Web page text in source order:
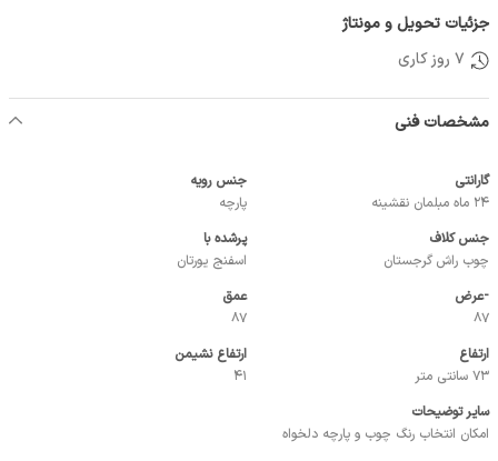
جزئیات تحویل و مونتاژ
7 روز کاری
مشخصات فنی
گارانتی
24 ماه مبلمان نقشینه
جنس رویه
پارچه
جنس کلاف
چوب راش گرجستان
پرشده با
اسفنج یورتان
-عرض
87
عمق
87
ارتفاع
73 سانتی متر
ارتفاع نشیمن
41
سایر توضیحات
امکان انتخاب رنگ چوب و پارچه دلخواه